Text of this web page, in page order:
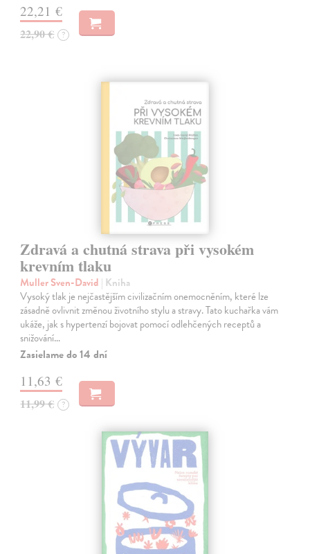
22,21 €
22,90 € ?
Zdravá a chutná strava při vysokém
krevním tlaku
Muller Sven-David | Kniha
Vysoký tlak je nejčastějším civilizačním onemocněním, které lze
zásadně ovlivnit změnou životního stylu a stravy. Tato kuchařka vám
ukáže, jak s hypertenzí bojovat pomocí odlehčených receptů a
snižování…
Zasielame do 14 dní
11,63 €
11,99 € ?